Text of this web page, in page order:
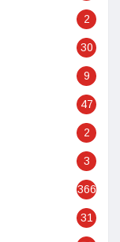
2
30
9
47
2
3
366
31